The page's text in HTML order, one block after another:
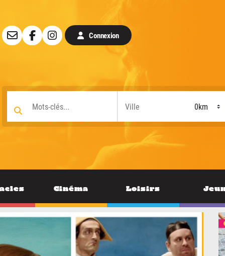
Connexion
Cinéma Loisirs